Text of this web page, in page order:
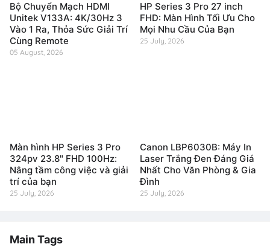
Bộ Chuyển Mạch HDMI
Unitek V133A: 4K/30Hz 3
Vào 1 Ra, Thỏa Sức Giải Trí
Cùng Remote
05 August, 2026
HP Series 3 Pro 27 inch
FHD: Màn Hình Tối Ưu Cho
Mọi Nhu Cầu Của Bạn
25 July, 2026
Màn hình HP Series 3 Pro
324pv 23.8" FHD 100Hz:
Nâng tầm công việc và giải
trí của bạn
25 July, 2026
Canon LBP6030B: Máy In
Laser Trắng Đen Đáng Giá
Nhất Cho Văn Phòng & Gia
Đình
25 July, 2026
Main Tags